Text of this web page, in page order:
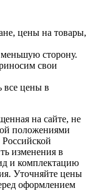
цены на товары,
сторону.
свои
все цены в
на сайте, не
положениями
изменения в
и комплектацию
Уточняйте цены
оформлением